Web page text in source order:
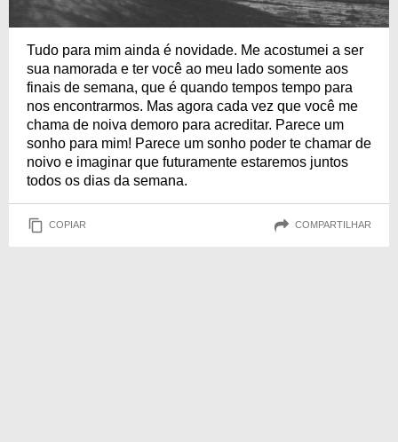
Tudo para mim ainda é novidade. Me acostumei a ser
sua namorada e ter você ao meu lado somente aos
finais de semana, que é quando tempos tempo para
nos encontrarmos. Mas agora cada vez que você me
chama de noiva demoro para acreditar. Parece um
sonho para mim! Parece um sonho poder te chamar de
noivo e imaginar que futuramente estaremos juntos
todos os dias da semana.
COPIAR COMPARTILHAR